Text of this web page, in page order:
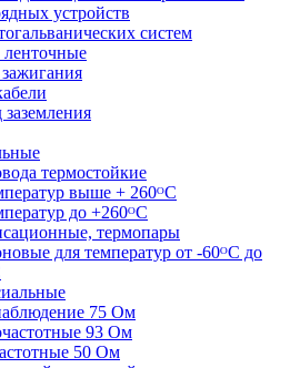
устройств
систем
термостойкие
выше + 260ᴼС
до +260ᴼС
термопары
для температур от -60ᴼC до
75 Ом
93 Ом
50 Ом